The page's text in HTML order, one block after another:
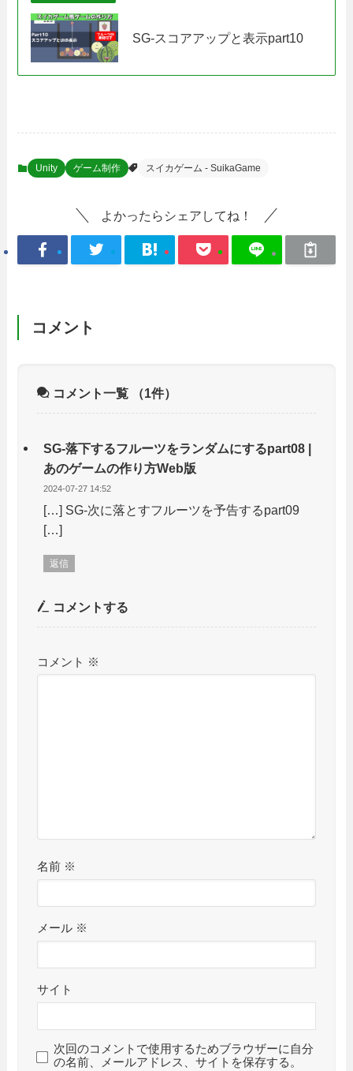
SG-スコアアップと表示part10
Unity ゲーム制作 スイカゲーム - SuikaGame
よかったらシェアしてね！
コメント
コメント一覧 （1件）
SG-落下するフルーツをランダムにするpart08 |
あのゲームの作り方Web版
2024-07-27 14:52
[…] SG-次に落とすフルーツを予告するpart09
[…]
返信
コメントする
コメント ※
名前 ※
メール ※
サイト
次回のコメントで使用するためブラウザーに自分
の名前、メールアドレス、サイトを保存する。